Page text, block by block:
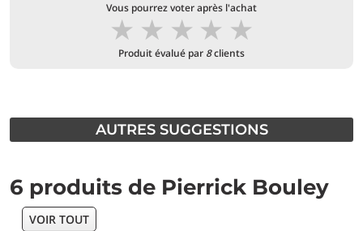
Vous pourrez voter après l'achat
★
★
★
★
★
Produit évalué par 8clients
AUTRES SUGGESTIONS
6 produits de Pierrick Bouley
VOIR TOUT